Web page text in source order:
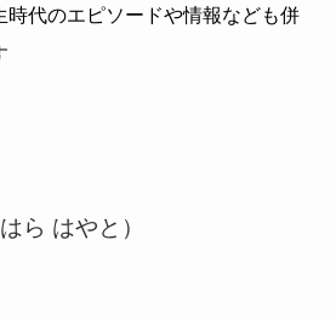
時代のエピソードや情報なども併
ら はやと）